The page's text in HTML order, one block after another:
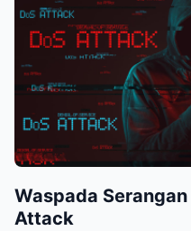
Waspada Serangan
Attack